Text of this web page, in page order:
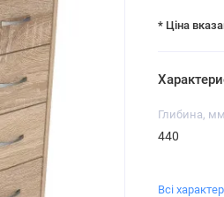
* Ціна
Глибина, мм
440
Всі